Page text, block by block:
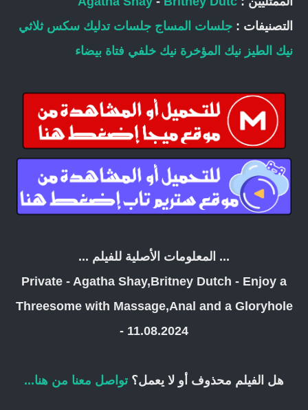
التصنيفات : جلسات المساج جلسات تدليك سكس ثلاثي
نيك الطيز نيك المؤخرة نيك خلفي فتاة بيضاء
... المعلومات الأصلية للفيلم ...
Private - Agatha Shay,Britney Dutch - Enjoy a
Threesome with Massage,Anal and a Gloryhole
- 11.08.2024
هل الفيلم محذوف أو لا يعمل؟ تواصل معنا من هنا...